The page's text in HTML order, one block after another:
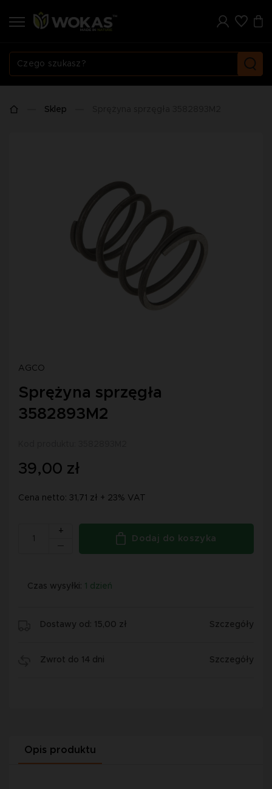
Sklep
AGCO
Sprężyna sprzęgła
3582893M2
39,00 zł
Cena netto: 31,71 zł + 23% VAT
+
Dodaj do koszyka
Czas wysyłki: 1 dzień
Dostawy od: 15,00 zł Szczegóły
Zwrot do 14 dni Szczegóły
Opis produktu